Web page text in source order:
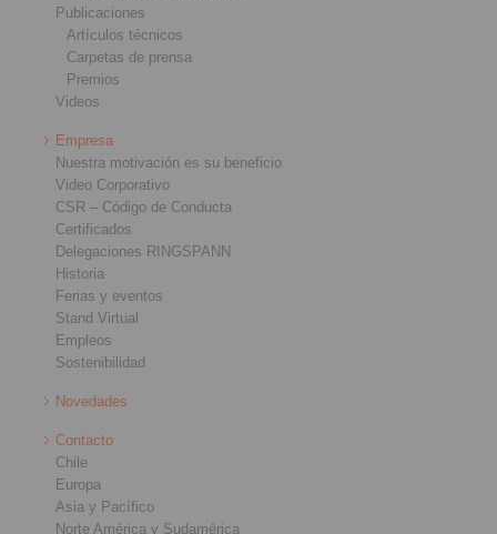
Publicaciones
Artículos técnicos
Carpetas de prensa
Premios
Videos
Empresa
Nuestra motivación es su beneficio
Video Corporativo
CSR – Código de Conducta
Certificados
Delegaciones RINGSPANN
Historia
Ferias y eventos
Stand Virtual
Empleos
Sostenibilidad
Novedades
Contacto
Chile
Europa
Asia y Pacífico
Norte América y Sudamérica